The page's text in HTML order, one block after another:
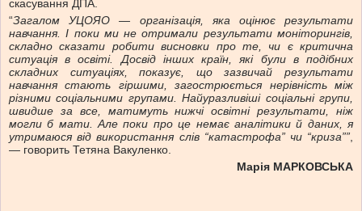
скасування ДПА.
“Загалом УЦОЯО — організація, яка оцінює результати
навчання. І поки ми не отримали результати моніторингів,
складно сказати робити висновки про те, чи є критична
ситуація в освіті.
Досвід інших країн, які були в подібних
складних ситуаціях, показує, що зазвичай результати
навчання стають гіршими, загострюється нерівність між
різними соціальними групами. Найуразливіші соціальні групи,
швидше за все, матимуть нижчі освітні результати, ніж
могли б мати. Але поки про це немає аналітики й даних, я
утримаюся від використання слів “катастрофа” чи “криза””,
— говорить Тетяна Вакуленко.
Марія МАРКОВСЬКА